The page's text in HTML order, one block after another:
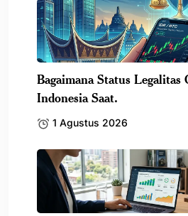
Bagaimana Status
Indonesia Saat.
1 Agustus 2026